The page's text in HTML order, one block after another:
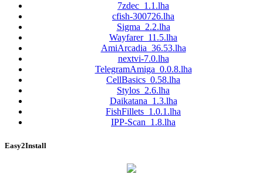
7zdec_1.1.lha
cfish-300726.lha
Sigma_2.2.lha
Wayfarer_11.5.lha
AmiArcadia_36.53.lha
nextvi-7.0.lha
TelegramAmiga_0.0.8.lha
CellBasics_0.58.lha
Stylos_2.6.lha
Daikatana_1.3.lha
FishFillets_1.0.1.lha
IPP-Scan_1.8.lha
Easy2Install